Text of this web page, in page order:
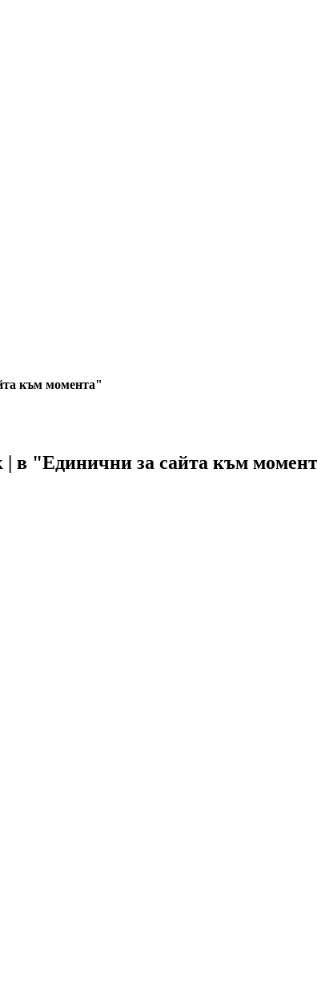
към момента"
в "Единични за сайта към